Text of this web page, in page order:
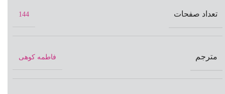
تعداد صفحات 144
مترجم فاطمه کوهی